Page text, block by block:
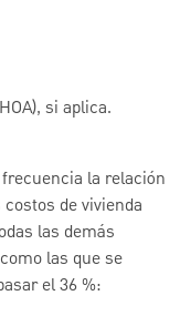
si aplica.
la relación
de vivienda
las demás
las que se
el 36 %: